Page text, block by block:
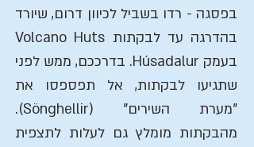
בפסגה - רדו בשביל לכיוון דרום, שיורד
בהדרגה עד לבקתות Volcano Huts
בעמק Húsadalur. בדרככם, ממש לפני
שתגיעו לבקתות, אל תפספסו את
"מערת השירים" (Sönghellir).
מהבקתות מומלץ גם לעלות לתצפית